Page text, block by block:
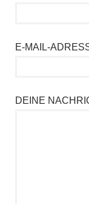
E-MAIL-
DEINE